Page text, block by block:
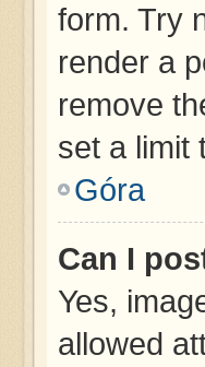
form. Try
render a
remove
set a limit
Góra
Can I
Yes,
allowed